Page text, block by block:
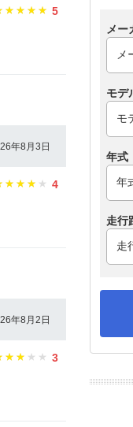
5
年8月3日
4
年8月2日
3
メー
モデ
年式
走行